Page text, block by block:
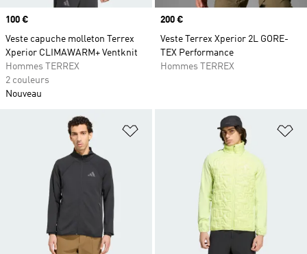
Prix
100 €
Veste capuche molleton Terrex
Xperior CLIMAWARM+ Ventknit
Hommes TERREX
2 couleurs
Nouveau
Prix
200 €
Veste Terrex Xperior 2L GORE-
TEX Performance
Hommes TERREX
Ajouter à la Liste de produits